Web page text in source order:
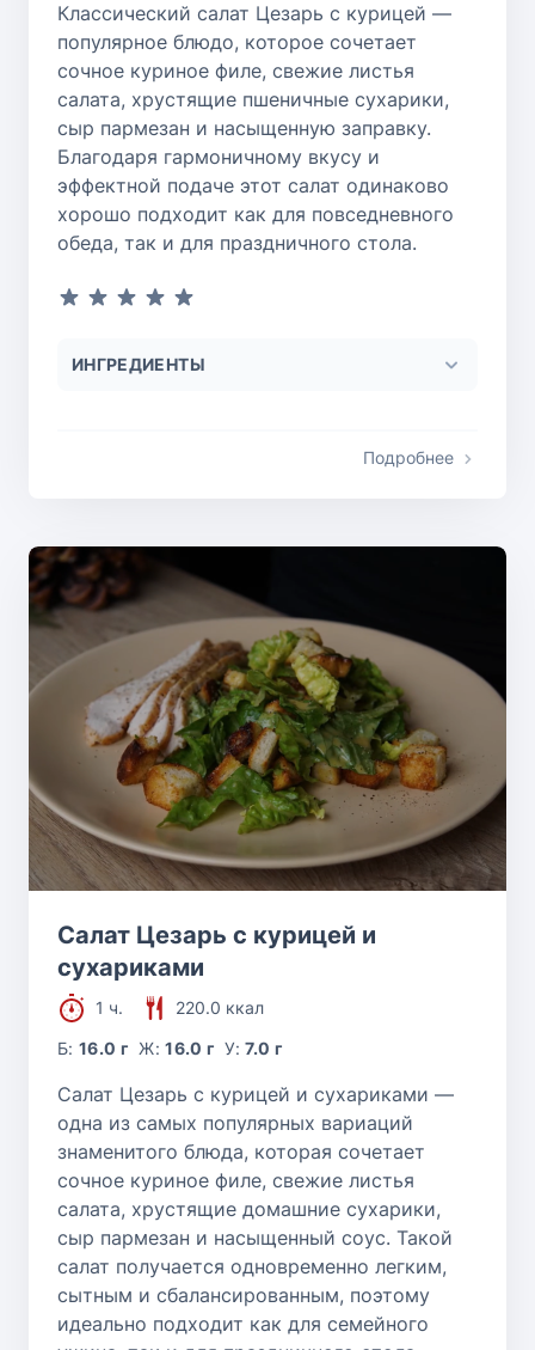
Классический салат Цезарь с курицей —
популярное блюдо, которое сочетает
сочное куриное филе, свежие листья
салата, хрустящие пшеничные сухарики,
сыр пармезан и насыщенную заправку.
Благодаря гармоничному вкусу и
эффектной подаче этот салат одинаково
хорошо подходит как для повседневного
обеда, так и для праздничного стола.
ИНГРЕДИЕНТЫ
Подробнее
Салат Цезарь с курицей и
сухариками
1 ч.
220.0 ккал
Б:16.0 г Ж:16.0 г У:7.0 г
Салат Цезарь с курицей и сухариками —
одна из самых популярных вариаций
знаменитого блюда, которая сочетает
сочное куриное филе, свежие листья
салата, хрустящие домашние сухарики,
сыр пармезан и насыщенный соус. Такой
салат получается одновременно легким,
сытным и сбалансированным, поэтому
идеально подходит как для семейного